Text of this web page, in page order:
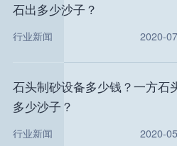
石出多少沙子？
行业新闻 2020-
石头制砂设备多少钱？一方石
多少沙子？
行业新闻 2020-